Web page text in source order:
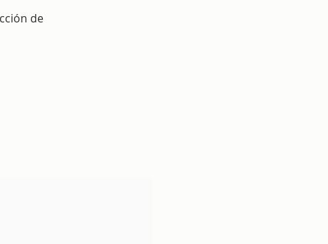
de